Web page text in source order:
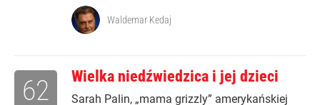
Waldemar Kedaj
Wielka niedźwiedzica i jej dzieci
Sarah Palin, „mama grizzly” amerykańskiej
62